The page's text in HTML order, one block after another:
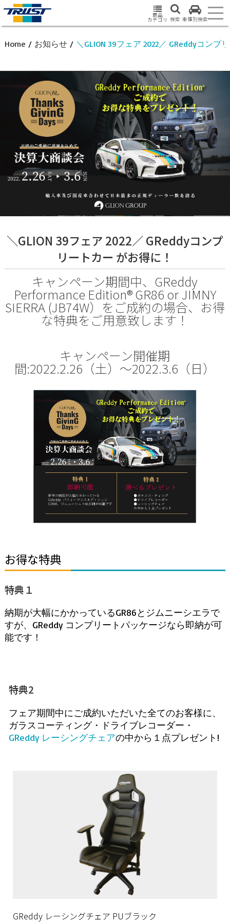
商品
カテゴリ 検索 車種別検索
Home / お知らせ/ ＼GLION 39フェア 2022／ GReddyコンプ
＼GLION 39フェア 2022／ GReddyコンプ
リートカー がお得に！
キャンペーン期間中、GReddy
Performance Edition® GR86 or JIMNY
SIERRA (JB74W）をご成約の場合、お得
な特典をご用意致します！
キャンペーン開催期
間:2022.2.26（土）〜2022.3.6（日）
お得な特典
特典１
納期が大幅にかかっているGR86とジムニーシエラで
すが、GReddy コンプリートパッケージなら即納が可
能です！
特典2
フェア期間中にご成約いただいた全てのお客様に、
ガラスコーティング・ドライブレコーダー・
GReddy レーシングチェアの中から１点プレゼント!
GReddy レーシングチェア PUブラック